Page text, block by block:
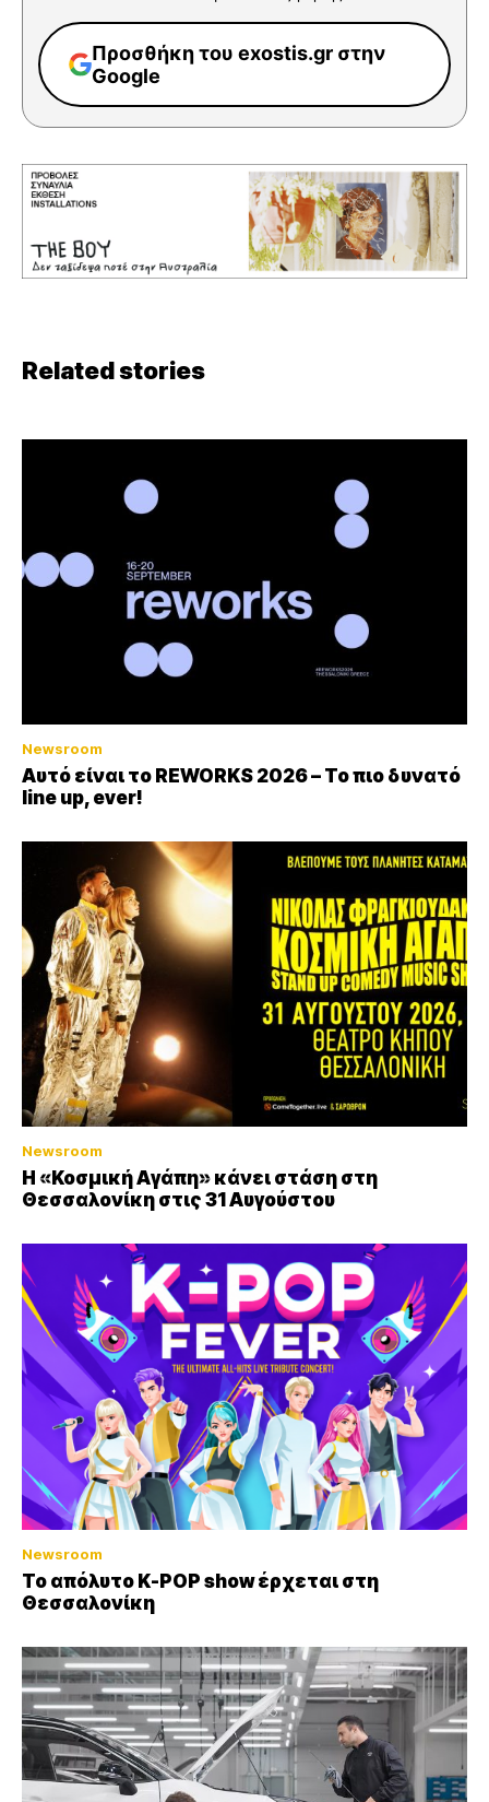
Προσθήκη του exostis.gr στην
Google
Related stories
Newsroom
Αυτό είναι το REWORKS 2026 – Το πιο δυνατό
line up, ever!
Newsroom
Η «Κοσμική Αγάπη» κάνει στάση στη
Θεσσαλονίκη στις 31 Αυγούστου
Newsroom
Το απόλυτο K-POP show έρχεται στη
Θεσσαλονίκη